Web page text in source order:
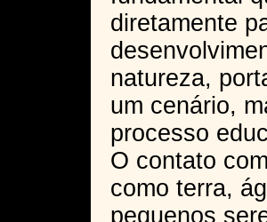
diretamente
natureza,
um cenário,
processo
O contato
como terra,
pequenos